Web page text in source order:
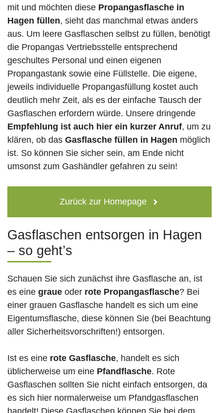
mit und möchten diese Propangasflasche in
Hagen füllen, sieht das manchmal etwas anders
aus. Um leere Gasflaschen selbst zu füllen, benötigt
die Propangas Vertriebsstelle entsprechend
geschultes Personal und einen eigenen
Propangastank sowie eine Füllstelle. Die eigene,
jeweils individuelle Propangasfüllung kostet auch
deutlich mehr Zeit, als es der einfache Tausch der
Gasflaschen erfordern würde. Unsere dringende
Empfehlung ist auch hier ein kurzer Anruf, um zu
klären, ob das Gasflasche füllen in Hagen möglich
ist. So können Sie sicher sein, am Ende nicht
umsonst zum Gashändler gefahren zu sein!
Zurück zur Homepage
Gasflaschen entsorgen in Hagen
– so geht’s
Schauen Sie sich zunächst ihre Gasflasche an, ist
es eine graue oder rote Propangasflasche? Bei
einer grauen Gasflasche handelt es sich um eine
Eigentumsflasche, diese können Sie (bei Beachtung
aller Sicherheitsvorschriften!) entsorgen.
Ist es eine rote Gasflasche, handelt es sich
üblicherweise um eine Pfandflasche. Rote
Gasflaschen sollten Sie nicht einfach entsorgen, da
es sich hier normalerweise um Pfandgasflaschen